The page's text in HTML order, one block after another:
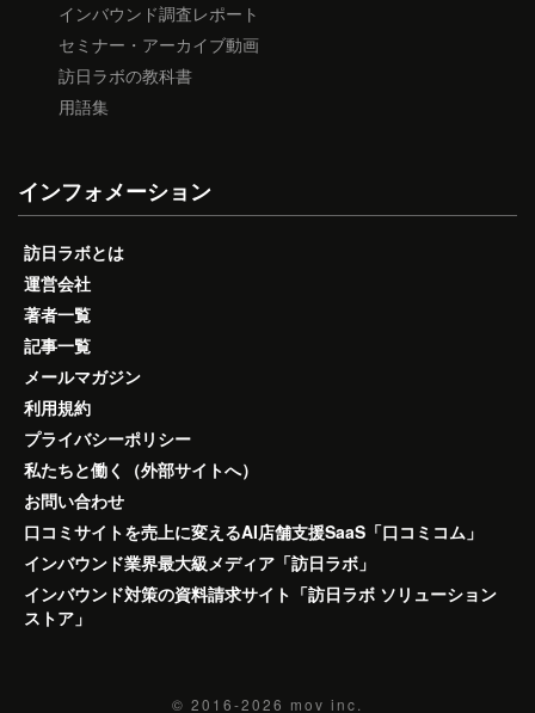
インバウンド調査レポート
セミナー・アーカイブ動画
訪日ラボの教科書
用語集
インフォメーション
訪日ラボとは
運営会社
著者一覧
記事一覧
メールマガジン
利用規約
プライバシーポリシー
私たちと働く（外部サイトへ）
お問い合わせ
口コミサイトを売上に変えるAI店舗支援SaaS「口コミコム」
インバウンド業界最大級メディア「訪日ラボ」
インバウンド対策の資料請求サイト「訪日ラボ ソリューション
ストア」
© 2016-2026 mov inc.